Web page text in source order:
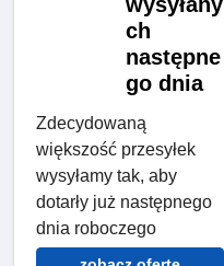
ch
następne
go dnia
Zdecydowaną
większość przesyłek
wysyłamy tak, aby
dotarły już następnego
dnia roboczego